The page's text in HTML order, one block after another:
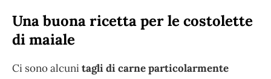
Una buona ricetta per le costolette
di maiale
Ci sono alcunitagli di carne particolarmente